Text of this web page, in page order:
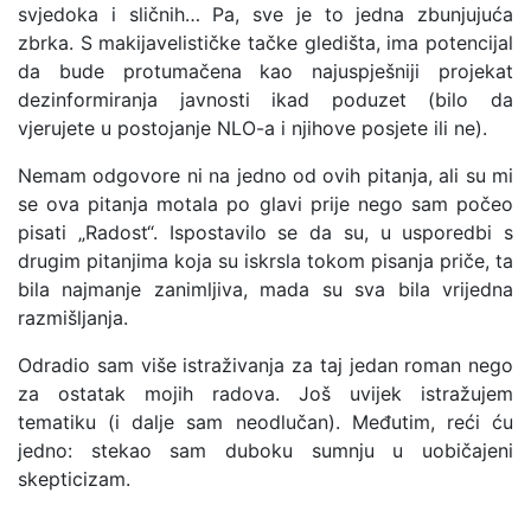
svjedoka i sličnih… Pa, sve je to jedna zbunjujuća
zbrka. S makijavelističke tačke gledišta, ima potencijal
da bude protumačena kao najuspješniji projekat
dezinformiranja javnosti ikad poduzet (bilo da
vjerujete u postojanje NLO-a i njihove posjete ili ne).
Nemam odgovore ni na jedno od ovih pitanja, ali su mi
se ova pitanja motala po glavi prije nego sam počeo
pisati „Radost“. Ispostavilo se da su, u usporedbi s
drugim pitanjima koja su iskrsla tokom pisanja priče, ta
bila najmanje zanimljiva, mada su sva bila vrijedna
razmišljanja.
Odradio sam više istraživanja za taj jedan roman nego
za ostatak mojih radova. Još uvijek istražujem
tematiku (i dalje sam neodlučan). Međutim, reći ću
jedno: stekao sam duboku sumnju u uobičajeni
skepticizam.